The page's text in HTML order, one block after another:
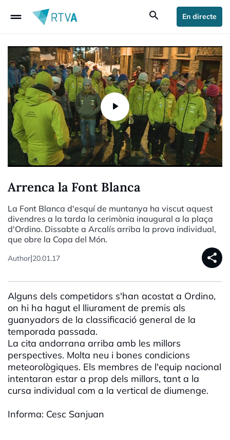
drag_handle search En directe
Arrenca la Font Blanca
La Font Blanca d'esquí de muntanya ha viscut aquest
divendres a la tarda la cerimònia inaugural a la plaça
d'Ordino. Dissabte a Arcalís arriba la prova individual,
que obre la Copa del Món.
Author|20.01.17 share
Alguns dels competidors s'han acostat a Ordino,
on hi ha hagut el lliurament de premis als
guanyadors de la classificació general de la
temporada passada.
La cita andorrana arriba amb les millors
perspectives. Molta neu i bones condicions
meteorològiques. Els membres de l'equip nacional
intentaran estar a prop dels millors, tant a la
cursa individual com a la vertical de diumenge.
Informa: Cesc Sanjuan